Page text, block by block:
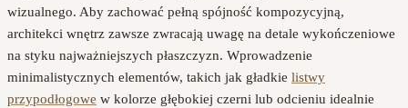
wizualnego. Aby zachować pełną spójność kompozycyjną,
architekci wnętrz zawsze zwracają uwagę na detale wykończeniowe
na styku najważniejszych płaszczyzn. Wprowadzenie
minimalistycznych elementów, takich jak gładkie listwy
przypodłogowe w kolorze głębokiej czerni lub odcieniu idealnie